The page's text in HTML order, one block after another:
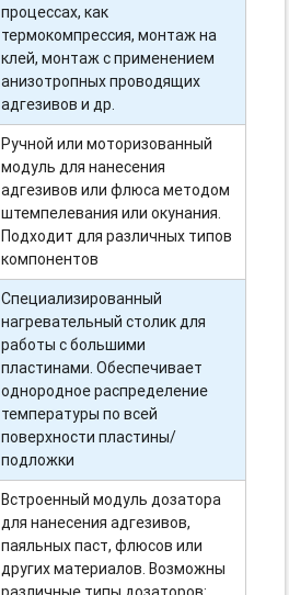
процессах, как
термокомпрессия, монтаж на
клей, монтаж с применением
анизотропных проводящих
адгезивов и др.
Ручной или моторизованный
модуль для нанесения
адгезивов или флюса методом
штемпелевания или окунания.
Подходит для различных типов
компонентов
Специализированный
нагревательный столик для
работы с большими
пластинами. Обеспечивает
однородное распределение
температуры по всей
поверхности пластины/
подложки
Встроенный модуль дозатора
для нанесения адгезивов,
паяльных паст, флюсов или
других материалов. Возможны